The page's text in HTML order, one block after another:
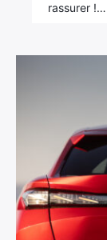
rassurer !…